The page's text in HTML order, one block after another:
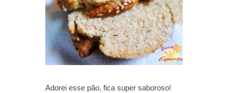
Adorei esse pão, fica super saboroso!